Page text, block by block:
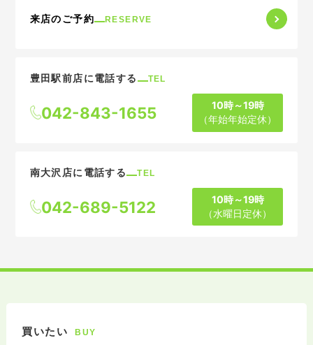
来店のご予約 RESERVE
豊田駅前店に電話する TEL
042-843-1655
10時～19時
（年始年始定休）
南大沢店に電話する TEL
042-689-5122
10時～19時
（水曜日定休）
買いたい BUY